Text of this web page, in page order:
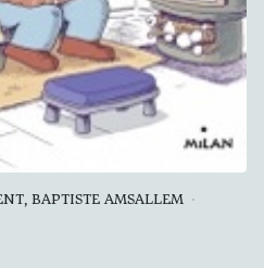
BAPTISTE AMSALLEM